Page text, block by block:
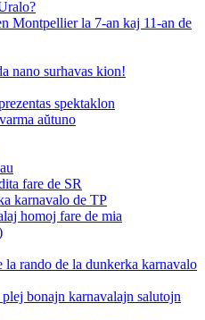
Montpellier la 7-an kaj 11-an de
nano surhavas kion!
spektaklon
aŭtuno
fare de SR
karnavalo de TP
homoj fare de mia
rando de la dunkerka karnavalo
bonajn karnavalajn salutojn